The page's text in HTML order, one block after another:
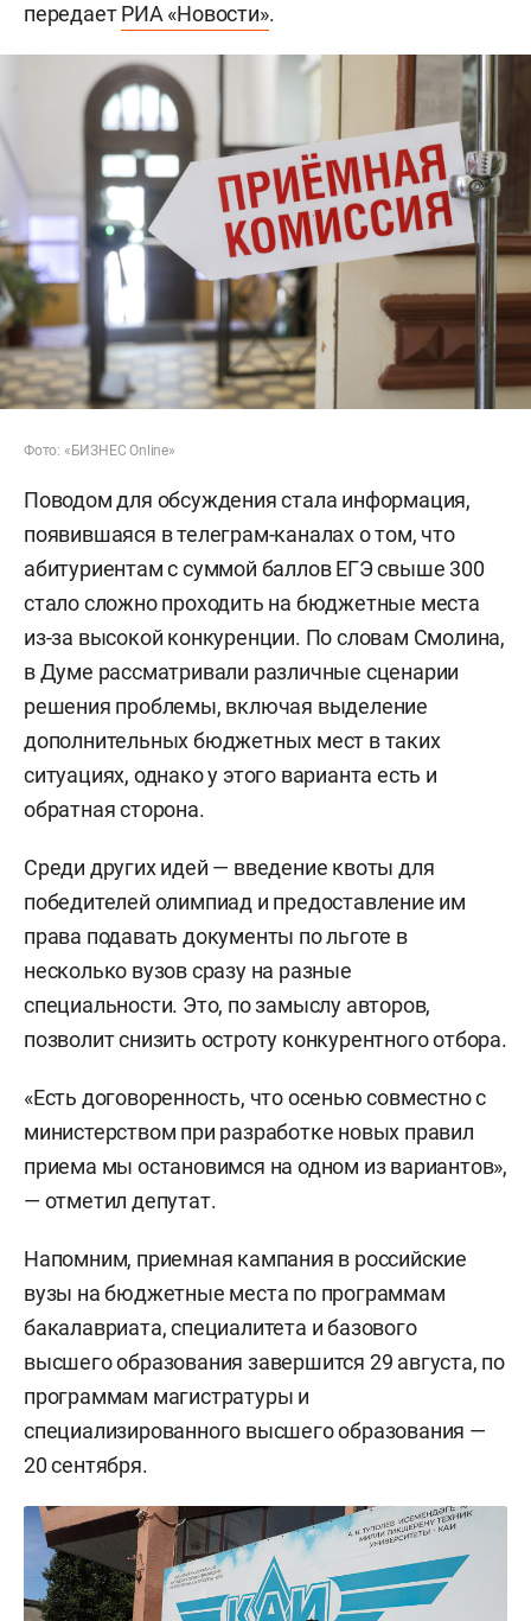
передаетРИА «Новости».
Фото: «БИЗНЕС Online»
Поводом для обсуждения стала информация,
появившаяся в телеграм-каналах о том, что
абитуриентам с суммой баллов ЕГЭ свыше 300
стало сложно проходить на бюджетные места
из-за высокой конкуренции. По словам Смолина,
в Думе рассматривали различные сценарии
решения проблемы, включая выделение
дополнительных бюджетных мест в таких
ситуациях, однако у этого варианта есть и
обратная сторона.
Среди других идей — введение квоты для
победителей олимпиад и предоставление им
права подавать документы по льготе в
несколько вузов сразу на разные
специальности. Это, по замыслу авторов,
позволит снизить остроту конкурентного отбора.
«Есть договоренность, что осенью совместно с
министерством при разработке новых правил
приема мы остановимся на одном из вариантов»,
— отметил депутат.
Напомним, приемная кампания в российские
вузы на бюджетные места по программам
бакалавриата, специалитета и базового
высшего образования завершится 29 августа, по
программам магистратуры и
специализированного высшего образования —
20 сентября.